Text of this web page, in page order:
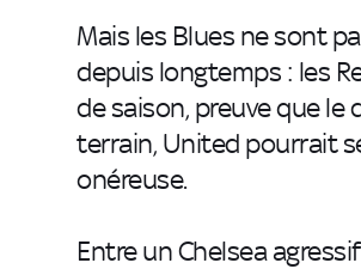
Mais les Blues ne sont
depuis longtemps : les
de saison, preuve que le
terrain, United pourrait
onéreuse.
Entre un Chelsea